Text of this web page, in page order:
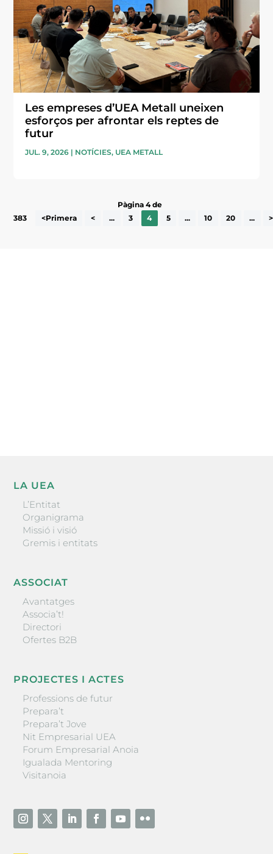
Les empreses d’UEA Metall uneixen
esforços per afrontar els reptes de
futur
JUL. 9, 2026 | NOTÍCIES, UEA METALL
Pàgina 4 de
383
<Primera < ... 3 4 5 ... 10 20 ... >
LA UEA
L’Entitat
Organigrama
Missió i visió
Gremis i entitats
ASSOCIAT
Avantatges
Associa’t!
Directori
Ofertes B2B
PROJECTES I ACTES
Professions de futur
Prepara’t
Prepara’t Jove
Nit Empresarial UEA
Forum Empresarial Anoia
Igualada Mentoring
Visitanoia